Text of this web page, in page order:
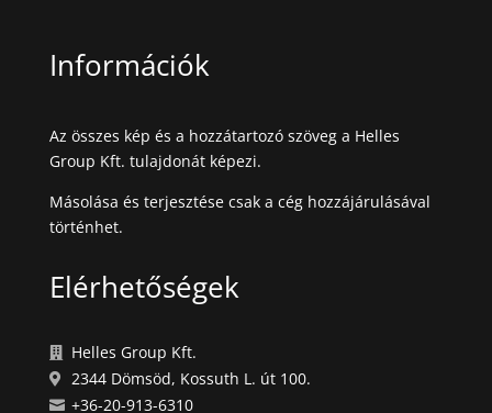
Információk
Az összes kép és a hozzátartozó szöveg a Helles
Group Kft. tulajdonát képezi.
Másolása és terjesztése csak a cég hozzájárulásával
történhet.
Elérhetőségek
 Helles Group Kft.
 2344 Dömsöd, Kossuth L. út 100.
 +36-20-913-6310